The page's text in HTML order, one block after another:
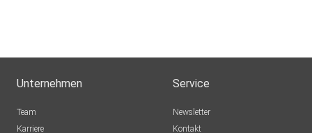
Unternehmen
Team
Karriere
Service
Newsletter
Kontakt